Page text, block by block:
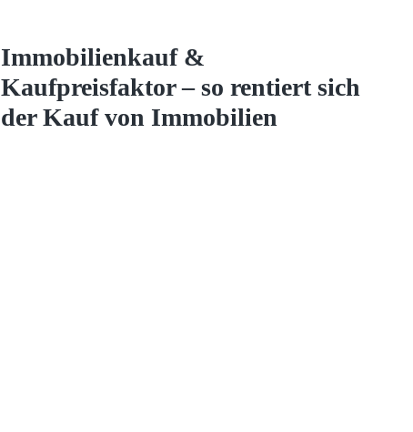
Immobilienkauf &
Kaufpreisfaktor – so rentiert sich
der Kauf von Immobilien